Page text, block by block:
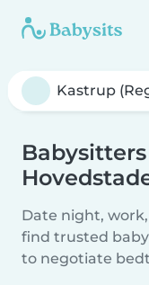
Date night,
find trusted
to negotiate